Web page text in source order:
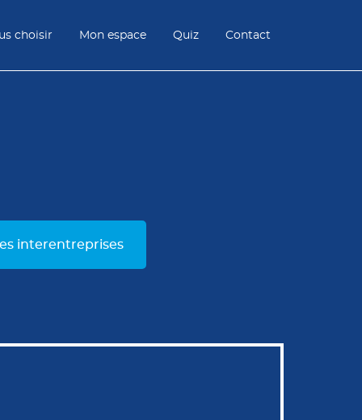
choisir Mon espace Quiz Contact
interentreprises